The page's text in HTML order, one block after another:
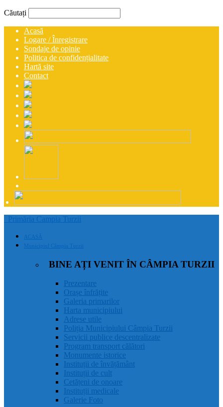
Căutați
Acasă
Logare / Înregistrare
Sondaje de opinie
Politica de confidențialitate
Hartă site
Contact
Primăria Campia Turzii
ACASĂ
Municipiul Câmpia Turzii
BINE AȚI VENIT ÎN CÂMPIA TURZII
Prezentare
Orașe înfrățite
Galeria primarilor
Harta municipiului
Adrese utile
Poliția Municipiului Câmpia Turzii
Servicii publice descentralizate
Program transport călători
Monumente istorice
Instituții de învățământ
Instituții de cult
Cetățeni de onoare
Instituții medicale
Galerie Foto